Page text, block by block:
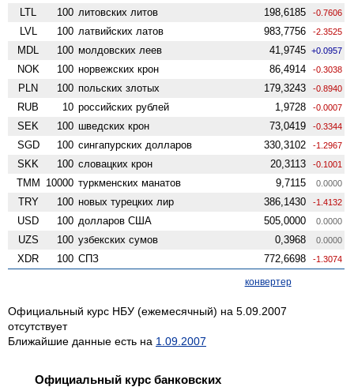
LTL 100 литовских литов 198,6185 -0.7606
LVL 100 латвийских латов 983,7756 -2.3525
MDL 100 молдовских леев 41,9745 +0.0957
NOK 100 норвежских крон 86,4914 -0.3038
PLN 100 польских злотых 179,3243 -0.8940
RUB 10 российских рублей 1,9728 -0.0007
SEK 100 шведских крон 73,0419 -0.3344
SGD 100 сингапурских долларов 330,3102 -1.2967
SKK 100 словацких крон 20,3113 -0.1001
TMM 10000 туркменских манатов 9,7115 0.0000
TRY 100 новых турецких лир 386,1430 -1.4132
USD 100 долларов США 505,0000 0.0000
UZS 100 узбекских сумов 0,3968 0.0000
XDR 100 СПЗ 772,6698 -1.3074
конвертер
Официальный курс НБУ (ежемесячный) на 5.09.2007
отсутствует
Ближайшие данные есть на 1.09.2007
Официальный курс банковских